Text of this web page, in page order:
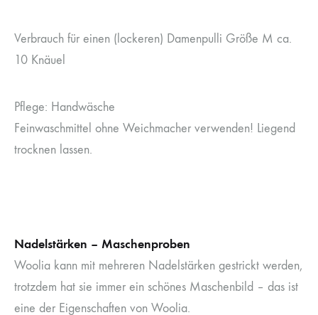
Verbrauch für einen (lockeren) Damenpulli Größe M ca.
10 Knäuel
Pflege: Handwäsche
Feinwaschmittel ohne Weichmacher verwenden! Liegend
trocknen lassen.
Nadelstärken – Maschenproben
Woolia kann mit mehreren Nadelstärken gestrickt werden,
trotzdem hat sie immer ein schönes Maschenbild – das ist
eine der Eigenschaften von Woolia.